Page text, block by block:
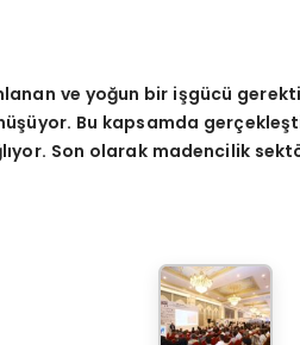
ve yoğun bir işgücü
Bu kapsamda
Son olarak madencilik sekt